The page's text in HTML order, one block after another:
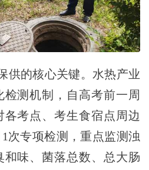
的核心关键。水热产业
检测机制，自高考前一周
考点、考生食宿点周边
次专项检测，重点监测浊
和味、菌落总数、总大肠